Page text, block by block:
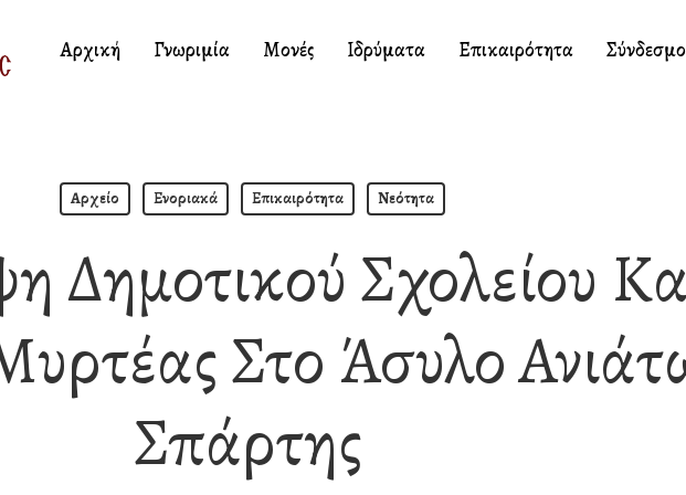
Αρχική Γνωριμία Μονές Ιδρύματα Επικαιρότητα
Αρχείο Ενοριακά Επικαιρότητα Νεότητα
Δημοτικού Σχολείου
Στο Άσυλο
Σπάρτης